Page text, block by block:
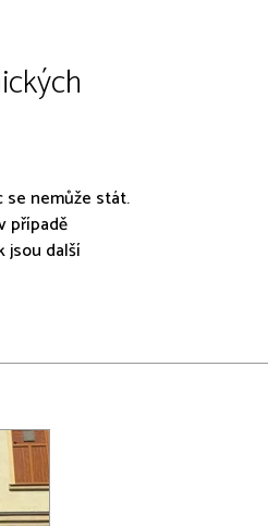
se nemůže stát.
případě
jsou další